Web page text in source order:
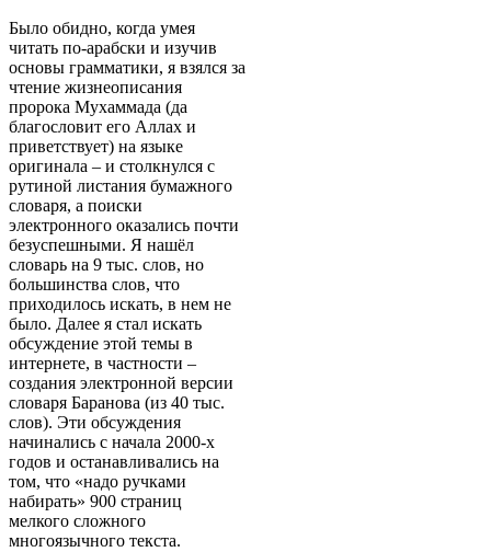
Было обидно, когда умея
читать по-арабски и изучив
основы грамматики, я взялся за
чтение жизнеописания
пророка Мухаммада (да
благословит его Аллах и
приветствует) на языке
оригинала – и столкнулся с
рутиной листания бумажного
словаря, а поиски
электронного оказались почти
безуспешными. Я нашёл
словарь на 9 тыс. слов, но
большинства слов, что
приходилось искать, в нем не
было. Далее я стал искать
обсуждение этой темы в
интернете, в частности –
создания электронной версии
словаря Баранова (из 40 тыс.
слов). Эти обсуждения
начинались с начала 2000-х
годов и останавливались на
том, что «надо ручками
набирать» 900 страниц
мелкого сложного
многоязычного текста.